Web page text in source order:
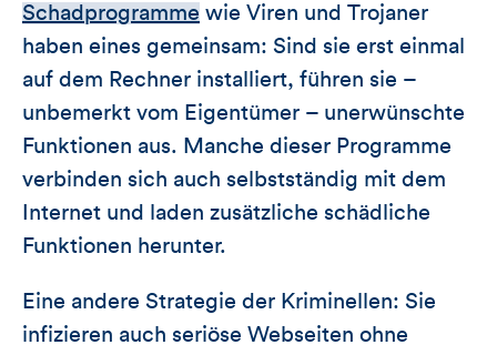
Schadprogramme wie Viren und Trojaner
haben eines gemeinsam: Sind sie erst einmal
auf dem Rechner installiert, führen sie –
unbemerkt vom Eigentümer – unerwünschte
Funktionen aus. Manche dieser Programme
verbinden sich auch selbstständig mit dem
Internet und laden zusätzliche schädliche
Funktionen herunter.
Eine andere Strategie der Kriminellen: Sie
infizieren auch seriöse Webseiten ohne